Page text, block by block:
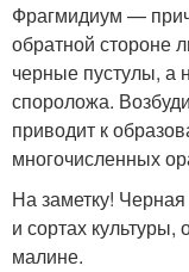
Фрагмидиум —
обратной стороне
черные пустулы, а
спороложа.
приводит к
многочисленных
На заметку!
и сортах
малине.